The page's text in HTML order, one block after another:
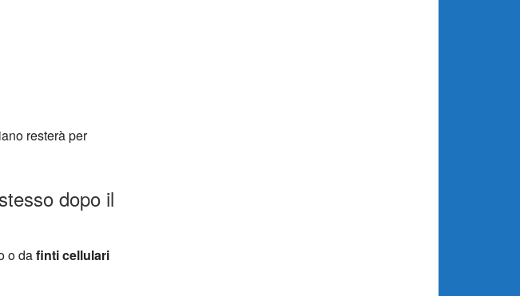
resterà per
dopo il
o dafinti cellulari